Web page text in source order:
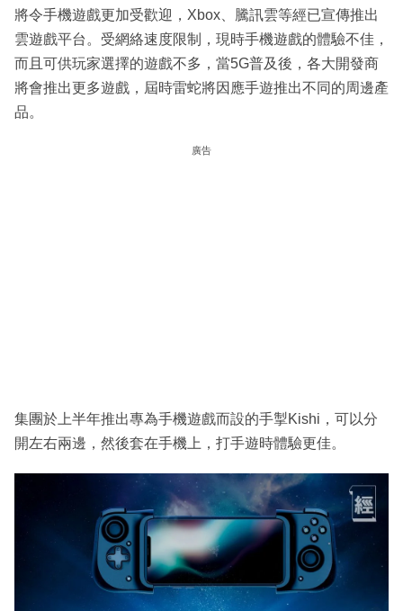
將令手機遊戲更加受歡迎，Xbox、騰訊雲等經已宣傳推出
雲遊戲平台。受網絡速度限制，現時手機遊戲的體驗不佳，
而且可供玩家選擇的遊戲不多，當5G普及後，各大開發商
將會推出更多遊戲，屆時雷蛇將因應手遊推出不同的周邊產
品。
廣告
集團於上半年推出專為手機遊戲而設的手掣Kishi，可以分
開左右兩邊，然後套在手機上，打手遊時體驗更佳。